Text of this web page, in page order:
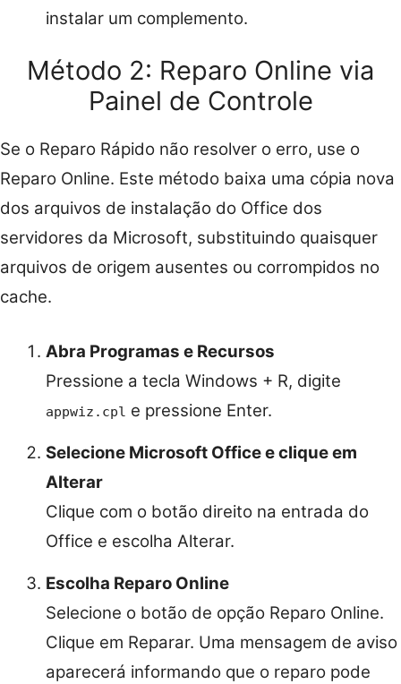
instalar um complemento.
Método 2: Reparo Online via
Painel de Controle
Se o Reparo Rápido não resolver o erro, use o
Reparo Online. Este método baixa uma cópia nova
dos arquivos de instalação do Office dos
servidores da Microsoft, substituindo quaisquer
arquivos de origem ausentes ou corrompidos no
cache.
Abra Programas e Recursos
Pressione a tecla Windows + R, digite
appwiz.cpl e pressione Enter.
Selecione Microsoft Office e clique em
Alterar
Clique com o botão direito na entrada do
Office e escolha Alterar.
Escolha Reparo Online
Selecione o botão de opção Reparo Online.
Clique em Reparar. Uma mensagem de aviso
aparecerá informando que o reparo pode